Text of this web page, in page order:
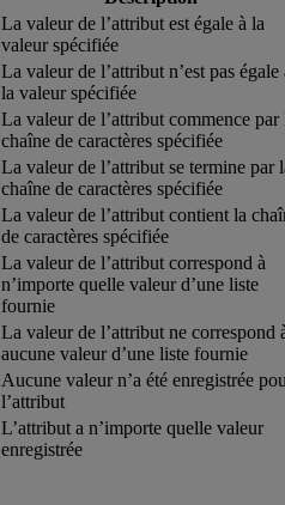
La valeur de l’attribut est égale à la
valeur spécifiée
La valeur de l’attribut n’est pas égale
la valeur spécifiée
La valeur de l’attribut commence par
chaîne de caractères spécifiée
La valeur de l’attribut se termine par
chaîne de caractères spécifiée
La valeur de l’attribut contient la
de caractères spécifiée
La valeur de l’attribut correspond à
n’importe quelle valeur d’une liste
fournie
La valeur de l’attribut ne correspond
aucune valeur d’une liste fournie
Aucune valeur n’a été enregistrée
l’attribut
L’attribut a n’importe quelle valeur
enregistrée